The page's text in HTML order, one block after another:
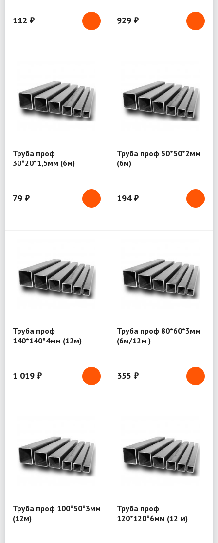
112 ₽ 929 ₽
Труба проф
30*20*1,5мм (6м)
79 ₽
Труба проф 50*50*2мм
(6м)
194 ₽
Труба проф
140*140*4мм (12м)
1 019 ₽
Труба проф 80*60*3мм
(6м/12м )
355 ₽
Труба проф 100*50*3мм
(12м)
Труба проф
120*120*6мм (12 м)